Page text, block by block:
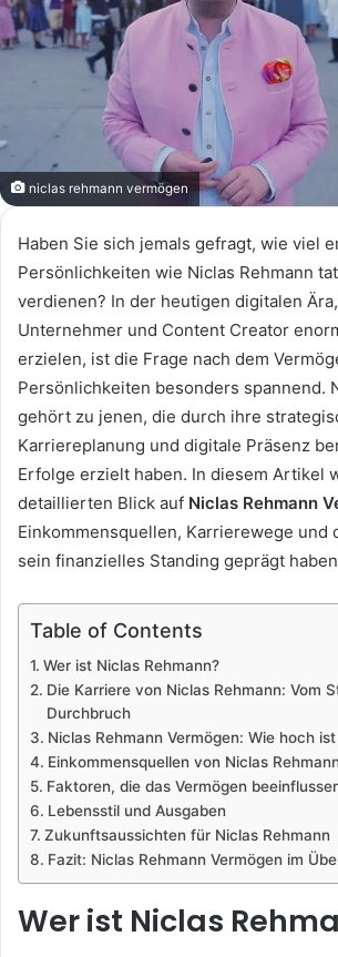
niclas rehmann vermögen
Haben Sie sich jemals gefragt, wie viel
Persönlichkeiten wie Niclas Rehmann
verdienen? In der heutigen digitalen
Unternehmer und Content Creator
erzielen, ist die Frage nach dem
Persönlichkeiten besonders spannend.
gehört zu jenen, die durch ihre
Karriereplanung und digitale Präsenz
Erfolge erzielt haben. In diesem Artikel
detaillierten Blick auf Niclas Rehmann
Einkommensquellen, Karrierewege und
sein finanzielles Standing geprägt
Table of Contents
Wer ist Niclas Rehmann?
Die Karriere von Niclas Rehmann: Vom
Durchbruch
Niclas Rehmann Vermögen: Wie hoch
Einkommensquellen von Niclas Rehmann
Faktoren, die das Vermögen
Lebensstil und Ausgaben
Zukunftsaussichten für Niclas Rehmann
Fazit: Niclas Rehmann Vermögen im
Wer ist Niclas